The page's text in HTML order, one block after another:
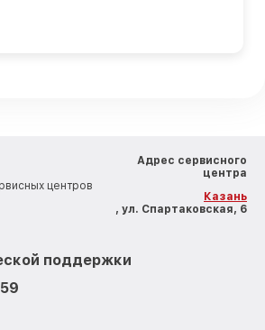
центров
Адрес сервисного
центра
Казань
, ул. Спартаковская, 6
поддержки